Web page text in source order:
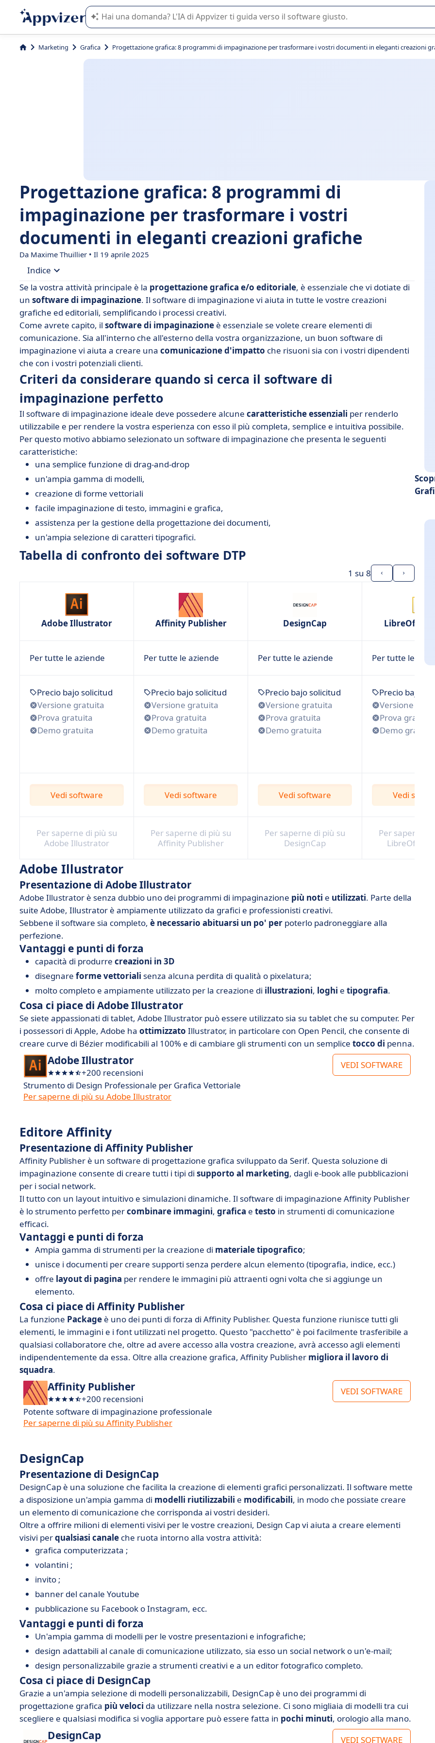
L'IA di Appvizer vi guida nell'utilizzo o nella scelta di un software SaaS per la vostra azienda.
Marketing Grafica Progettazione grafica: 8 programmi di impaginazione per trasformare i vostri documenti in eleganti creazioni
Progettazione grafica: 8 programmi di
impaginazione per trasformare i vostri
documenti in eleganti creazioni grafiche
Da Maxime Thuillier • Il 19 aprile 2025
Indice
• Criteri da considerare quando si cerca il software di impaginazione perfetto
• Tabella di confronto dei software DTP
• Adobe Illustrator
• Editore Affinity
• DesignCap
• LibreOffice Draw
• Microsoft Publisher
• Pagination.com
• QuarkXpress
• Scribus
• L'uso del software di impaginazione nella vostra azienda: risparmiare tempo nella
progettazione delle vostre creazioni
Se la vostra attività principale è la progettazione grafica e/o editoriale, è essenziale che vi dotiate di
un software di impaginazione. Il software di impaginazione vi aiuta in tutte le vostre creazioni
grafiche ed editoriali, semplificando i processi creativi.
Come avrete capito, il software di impaginazione è essenziale se volete creare elementi di
comunicazione. Sia all'interno che all'esterno della vostra organizzazione, un buon software di
impaginazione vi aiuta a creare una comunicazione d'impatto che risuoni sia con i vostri dipendenti
che con i vostri potenziali clienti.
Criteri da considerare quando si cerca il software di
impaginazione perfetto
Il software di impaginazione ideale deve possedere alcune caratteristiche essenziali per renderlo
utilizzabile e per rendere la vostra esperienza con esso il più completa, semplice e intuitiva possibile.
Per questo motivo abbiamo selezionato un software di impaginazione che presenta le seguenti
caratteristiche:
una semplice funzione di drag-and-drop
un'ampia gamma di modelli,
creazione di forme vettoriali
facile impaginazione di testo, immagini e grafica,
assistenza per la gestione della progettazione dei documenti,
un'ampia selezione di caratteri tipografici.
Tabella di confronto dei software DTP
1 su 8
Adobe Illustrator Affinity Publisher DesignCap LibreOffice
Per tutte le aziende Per tutte le aziende Per tutte le aziende Per tutte le
Precio bajo solicitud
Versione gratuita
Prova gratuita
Demo gratuita
Precio bajo solicitud
Versione gratuita
Prova gratuita
Demo gratuita
Precio bajo solicitud
Versione gratuita
Prova gratuita
Demo gratuita
Precio bajo
Versione
Prova gratuita
Demo gratuita
Vedi software Vedi software Vedi software Vedi
Per saperne di più su
Adobe Illustrator
Per saperne di più su
Affinity Publisher
Per saperne di più su
DesignCap
Per saperne di
LibreOffice
Adobe Illustrator
Presentazione di Adobe Illustrator
Adobe Illustrator è senza dubbio uno dei programmi di impaginazione più noti e utilizzati. Parte della
suite Adobe, Illustrator è ampiamente utilizzato da grafici e professionisti creativi.
Sebbene il software sia completo, è necessario abituarsi un po' per poterlo padroneggiare alla
perfezione.
Vantaggi e punti di forza
capacità di produrre creazioni in 3D
disegnare forme vettoriali senza alcuna perdita di qualità o pixelatura;
molto completo e ampiamente utilizzato per la creazione di illustrazioni, loghi e tipografia.
Cosa ci piace di Adobe Illustrator
Se siete appassionati di tablet, Adobe Illustrator può essere utilizzato sia su tablet che su computer. Per
i possessori di Apple, Adobe ha ottimizzato Illustrator, in particolare con Open Pencil, che consente di
creare curve di Bézier modificabili al 100% e di cambiare gli strumenti con un semplice tocco di penna.
Adobe Illustrator
+200 recensioni
VEDI SOFTWARE
Strumento di Design Professionale per Grafica Vettoriale
Per saperne di più su Adobe Illustrator
Editore Affinity
Presentazione di Affinity Publisher
Affinity Publisher è un software di progettazione grafica sviluppato da Serif. Questa soluzione di
impaginazione consente di creare tutti i tipi di supporto al marketing, dagli e-book alle pubblicazioni
per i social network.
Il tutto con un layout intuitivo e simulazioni dinamiche. Il software di impaginazione Affinity Publisher
è lo strumento perfetto percombinare immagini, grafica e testo in strumenti di comunicazione
efficaci.
Vantaggi e punti di forza
Ampia gamma di strumenti per la creazione di materiale tipografico;
unisce i documenti per creare supporti senza perdere alcun elemento (tipografia, indice, ecc.)
offre layout di pagina per rendere le immagini più attraenti ogni volta che si aggiunge un
elemento.
Cosa ci piace di Affinity Publisher
La funzione Package è uno dei punti di forza di Affinity Publisher. Questa funzione riunisce tutti gli
elementi, le immagini e i font utilizzati nel progetto. Questo "pacchetto" è poi facilmente trasferibile a
qualsiasi collaboratore che, oltre ad avere accesso alla vostra creazione, avrà accesso agli elementi
indipendentemente da essa. Oltre alla creazione grafica, Affinity Publisher migliora il lavoro di
squadra.
Affinity Publisher
+200 recensioni
VEDI SOFTWARE
Potente software di impaginazione professionale
Per saperne di più su Affinity Publisher
DesignCap
Presentazione di DesignCap
DesignCap è una soluzione che facilita la creazione di elementi grafici personalizzati. Il software mette
a disposizione un'ampia gamma di modelli riutilizzabili e modificabili, in modo che possiate creare
un elemento di comunicazione che corrisponda ai vostri desideri.
Oltre a offrire milioni di elementi visivi per le vostre creazioni, Design Cap vi aiuta a creare elementi
visivi perqualsiasi canale che ruota intorno alla vostra attività:
grafica computerizzata ;
volantini ;
invito ;
banner del canale Youtube
pubblicazione su Facebook o Instagram, ecc.
Vantaggi e punti di forza
Un'ampia gamma di modelli per le vostre presentazioni e infografiche;
design adattabili al canale di comunicazione utilizzato, sia esso un social network o un'e-mail;
design personalizzabile grazie a strumenti creativi e a un editor fotografico completo.
Cosa ci piace di DesignCap
Grazie a un'ampia selezione di modelli personalizzabili, DesignCap è uno dei programmi di
progettazione grafica più veloci da utilizzare nella nostra selezione. Ci sono migliaia di modelli tra cui
scegliere e qualsiasi modifica si voglia apportare può essere fatta in pochi minuti, orologio alla mano.
DesignCap VEDI SOFTWARE